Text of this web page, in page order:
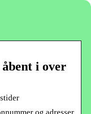
i over
og adresser